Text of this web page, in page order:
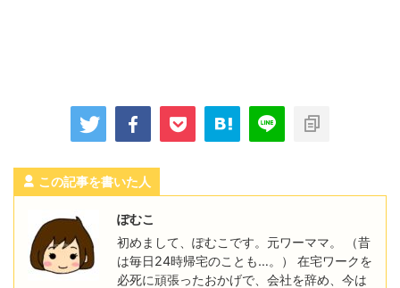
この記事を書いた人
ぽむこ
初めまして、ぽむこです。元ワーママ。 （昔
は毎日24時帰宅のことも…。） 在宅ワークを
必死に頑張ったおかげで、会社を辞め、今は